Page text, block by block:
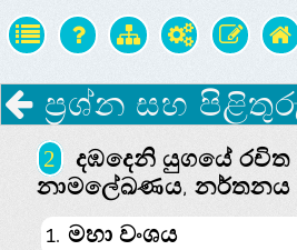
ප්‍රශ්න සහ
2
දඹදෙනි යුගයේ රචිත
නාමලේඛණය, නර්තනය
1. මහා වංශය